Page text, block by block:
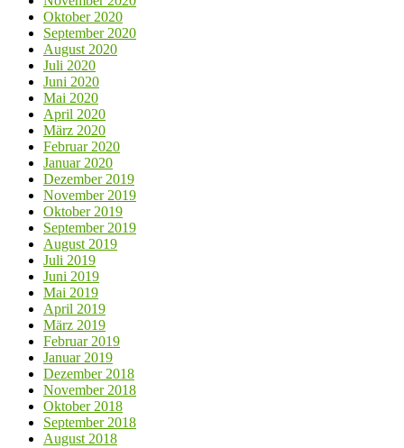
Oktober 2020
September 2020
August 2020
Juli 2020
Juni 2020
Mai 2020
April 2020
März 2020
Februar 2020
Januar 2020
Dezember 2019
November 2019
Oktober 2019
September 2019
August 2019
Juli 2019
Juni 2019
Mai 2019
April 2019
März 2019
Februar 2019
Januar 2019
Dezember 2018
November 2018
Oktober 2018
September 2018
August 2018